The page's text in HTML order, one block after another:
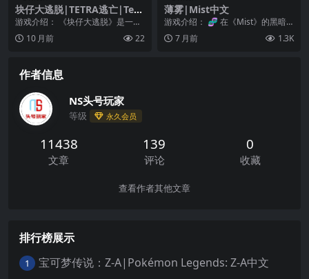
块仔大逃脱|TETRA逃亡|Tetr
a’s Escape中文
游戏介绍： 《块仔大逃脱》是一款
平台式的益智游戏，游戏内容都是
关于方块。方块名为...
10 月前 22
薄雾|Mist中文
游戏介绍： 🧬 在《Mist》的黑暗
世界中揭开末日秘密——这是一款
融合放置玩法、...
7 月前 1.3K
作者信息
NS头号玩家
等级 永久会员
11438
文章
139
评论
0
收藏
查看作者其他文章
排行榜展示
1 宝可梦传说：Z-A|Pokémon Legends: Z-A中文